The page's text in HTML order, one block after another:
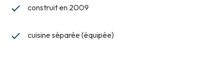
construit en 2009
cuisine séparée (équipée)